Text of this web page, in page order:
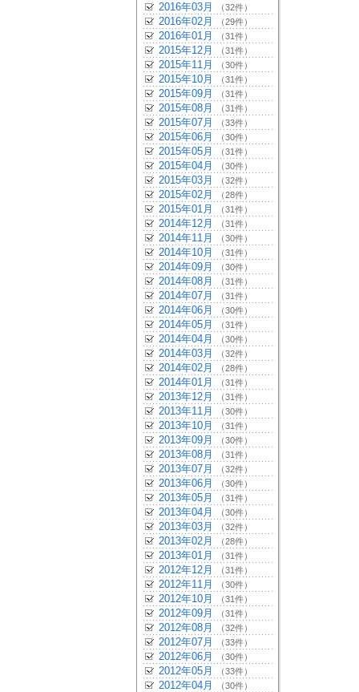
2016年03月 （32件）
2016年02月 （29件）
2016年01月 （31件）
2015年12月 （31件）
2015年11月 （30件）
2015年10月 （31件）
2015年09月 （31件）
2015年08月 （31件）
2015年07月 （33件）
2015年06月 （30件）
2015年05月 （31件）
2015年04月 （30件）
2015年03月 （32件）
2015年02月 （28件）
2015年01月 （31件）
2014年12月 （31件）
2014年11月 （30件）
2014年10月 （31件）
2014年09月 （30件）
2014年08月 （31件）
2014年07月 （31件）
2014年06月 （30件）
2014年05月 （31件）
2014年04月 （30件）
2014年03月 （32件）
2014年02月 （28件）
2014年01月 （31件）
2013年12月 （31件）
2013年11月 （30件）
2013年10月 （31件）
2013年09月 （30件）
2013年08月 （31件）
2013年07月 （32件）
2013年06月 （30件）
2013年05月 （31件）
2013年04月 （30件）
2013年03月 （32件）
2013年02月 （28件）
2013年01月 （31件）
2012年12月 （31件）
2012年11月 （30件）
2012年10月 （31件）
2012年09月 （31件）
2012年08月 （32件）
2012年07月 （33件）
2012年06月 （30件）
2012年05月 （33件）
2012年04月 （30件）